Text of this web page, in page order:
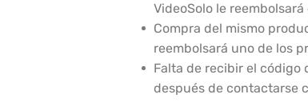
VideoSolo le
Compra del mismo
reembolsará uno de los
Falta de recibir el código
después de contactarse